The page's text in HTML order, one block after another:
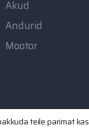
Akud
Andurid
Mootor
teile parimat